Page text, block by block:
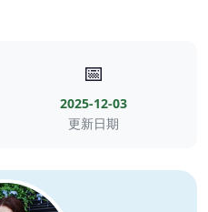
📅
2025-12-03
更新日期